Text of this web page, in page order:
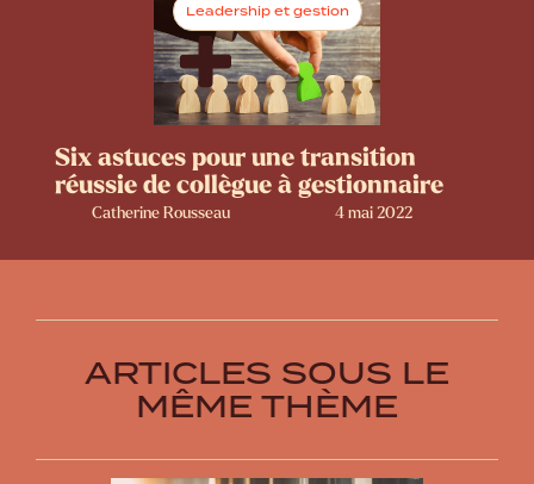
Leadership et gestion
Six astuces pour une transition
réussie de collègue à gestionnaire
Catherine Rousseau 4 mai 2022
ARTICLES SOUS LE
MÊME THÈME